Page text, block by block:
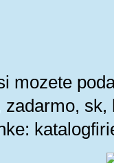
mozete
zadarmo,